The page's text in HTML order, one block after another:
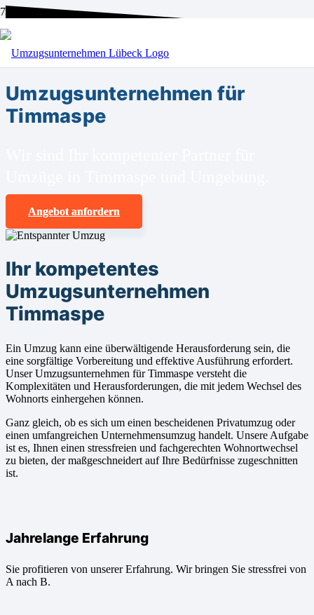
BEI UNS SIND SIE RICHTIG!
Umzugsunternehmen für
Timmaspe
Angebot anfordern
Ihr kompetentes
Umzugsunternehmen
Timmaspe
Ein Umzug kann eine überwältigende Herausforderung sein, die
eine sorgfältige Vorbereitung und effektive Ausführung erfordert.
Unser Umzugsunternehmen für Timmaspe versteht die
Komplexitäten und Herausforderungen, die mit jedem Wechsel des
Wohnorts einhergehen können.
Ganz gleich, ob es sich um einen bescheidenen Privatumzug oder
einen umfangreichen Unternehmensumzug handelt. Unsere Aufgabe
ist es, Ihnen einen stressfreien und fachgerechten Wohnortwechsel
zu bieten, der maßgeschneidert auf Ihre Bedürfnisse zugeschnitten
ist.
Jahrelange Erfahrung
Sie profitieren von unserer Erfahrung. Wir bringen Sie stressfrei von
A nach B.